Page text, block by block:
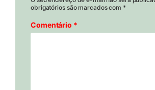
obrigatórios são marcados com *
Comentário *